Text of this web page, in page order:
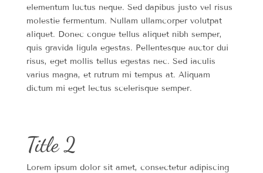
elementum luctus neque. Sed dapibus justo vel risus
molestie fermentum. Nullam ullamcorper volutpat
aliquet. Donec congue tellus aliquet nibh semper,
quis gravida ligula egestas. Pellentesque auctor dui
risus, eget mollis tellus egestas nec. Sed iaculis
varius magna, et rutrum mi tempus at. Aliquam
dictum mi eget lectus scelerisque semper.
Title 2
Lorem ipsum dolor sit amet, consectetur adipiscing